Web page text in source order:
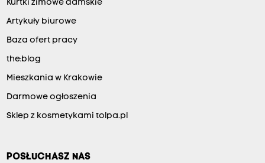
Kurtki zimowe damskie
Artykuły biurowe
Baza ofert pracy
the:blog
Mieszkania w Krakowie
Darmowe ogłoszenia
Sklep z kosmetykami tolpa.pl
POSŁUCHASZ NAS